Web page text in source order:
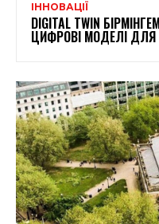
ІННОВАЦІЇ
DIGITAL TWIN
ЦИФРОВІ МОДЕЛІ